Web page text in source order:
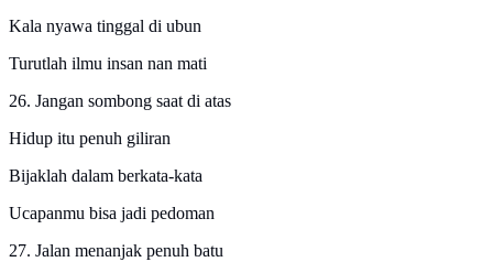
Kala nyawa tinggal di ubun
Turutlah ilmu insan nan mati
26. Jangan sombong saat di atas
Hidup itu penuh giliran
Bijaklah dalam berkata-kata
Ucapanmu bisa jadi pedoman
27. Jalan menanjak penuh batu